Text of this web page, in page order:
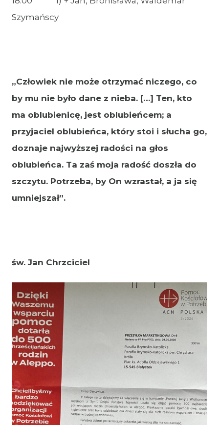
Szymańscy
„Człowiek nie może otrzymać niczego, co
by mu nie było dane z nieba. […] Ten, kto
ma oblubienicę, jest oblubieńcem; a
przyjaciel oblubieńca, który stoi i słucha go,
doznaje najwyższej radości na głos
oblubieńca. Ta zaś moja radość doszła do
szczytu. Potrzeba, by On wzrastał, a ja się
umniejszał”.
św. Jan Chrzciciel